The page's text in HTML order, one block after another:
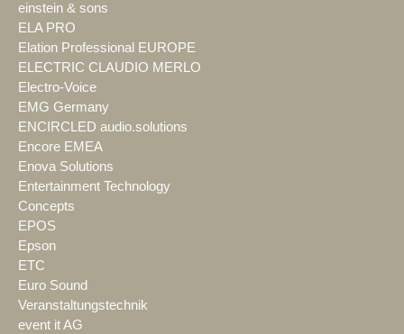
einstein & sons
ELA PRO
Elation Professional EUROPE
ELECTRIC CLAUDIO MERLO
Electro-Voice
EMG Germany
ENCIRCLED audio.solutions
Encore EMEA
Enova Solutions
Entertainment Technology
Concepts
EPOS
Epson
ETC
Euro Sound
Veranstaltungstechnik
event it AG